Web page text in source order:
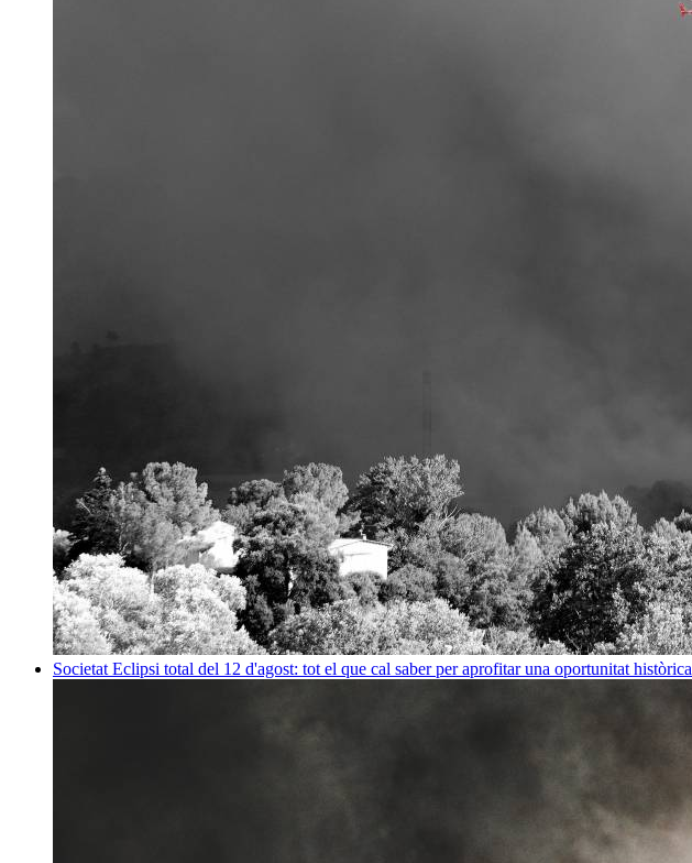
Societat Eclipsi total del 12 d'agost: tot el que cal saber per aprofitar una oportunitat històrica